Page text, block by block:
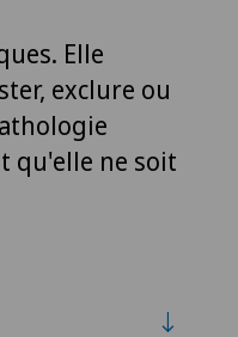
Elle
exclure ou
qu'elle ne soit